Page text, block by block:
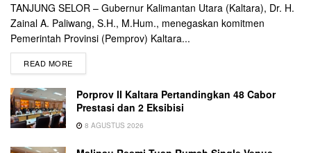
TANJUNG SELOR – Gubernur Kalimantan Utara (Kaltara), Dr. H.
Zainal A. Paliwang, S.H., M.Hum., menegaskan komitmen
Pemerintah Provinsi (Pemprov) Kaltara...
READ MORE
Porprov II Kaltara Pertandingkan 48 Cabor
Prestasi dan 2 Eksibisi
8 AGUSTUS 2026